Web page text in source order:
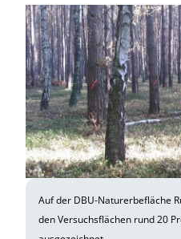
Auf der DBU-Naturerbefläche
den Versuchsflächen rund 20